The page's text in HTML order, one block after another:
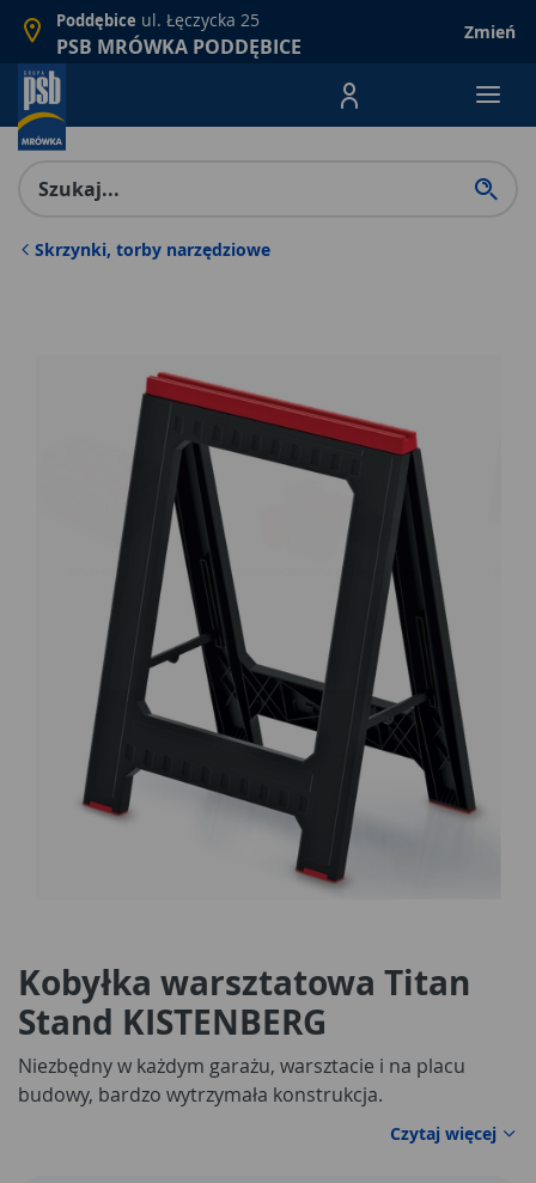
Poddębice ul. Łęczycka 25
PSB MRÓWKA PODDĘBICE
Zmień
Menu Produktów,
Skrzynki, torby narzędziowe
Kobyłka warsztatowa Titan
Stand KISTENBERG
Niezbędny w każdym garażu, warsztacie i na placu
budowy, bardzo wytrzymała konstrukcja.
Czytaj więcej